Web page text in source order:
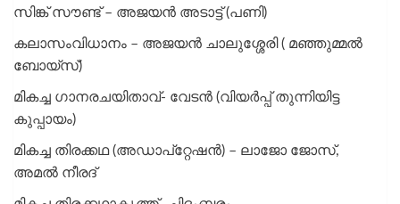
സിങ്ക് സൗണ്ട് – അജയന്‍ അടാട്ട് (പണി)
കലാസംവിധാനം – അജയന്‍ ചാലുശ്ശേരി ( മഞ്ഞുമ്മല്‍
ബോയ്‌സ്)
മികച്ച ​ഗാനരചയിതാവ്- വേടൻ (വിയർപ്പ് തുന്നിയിട്ട
കുപ്പായം)
മികച്ച തിരക്കഥ (അഡാപ്റ്റേഷൻ) – ലാജോ ജോസ്,
അമൽ നീരദ്